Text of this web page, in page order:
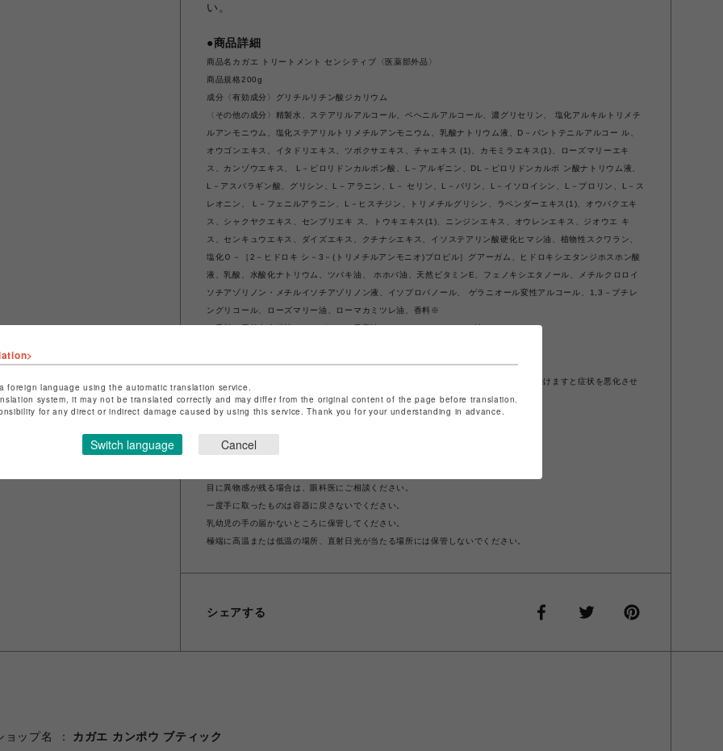
い。
●商品詳細
商品名カガエ トリートメント センシティブ〈医薬部外品〉
商品規格200g
成分〈有効成分〉グリチルリチン酸ジカリウム
〈その他の成分〉精製水、ステアリルアルコール、ベヘニルアルコール、濃グリセリン、 塩化アルキルトリメチ
ルアンモニウム、塩化ステアリルトリメチルアンモニウム、乳酸ナトリウム液、D－パントテニルアルコー ル、
オウゴンエキス、イタドリエキス、ツボクサエキス、チャエキス (1)、カモミラエキス(1)、ローズマリーエキ
ス、カンゾウエキス、 L－ピロリドンカルボン酸、L－アルギニン、DL－ピロリドンカルボ ン酸ナトリウム液、
L－アスパラギン酸、グリシン、L－アラニン、L－ セリン、L－バリン、L－イソロイシン、L－プロリン、L－ス
レオニン、 L－フェニルアラニン、L－ヒスチジン、トリメチルグリシン、ラベンダーエキス(1)、オウバクエキ
ス、シャクヤクエキス、センブリエキ ス、トウキエキス(1)、ニンジンエキス、オウレンエキス、ジオウエ キ
ス、センキュウエキス、ダイズエキス、クチナシエキス、イソステアリン酸硬化ヒマシ油、植物性スクワラン、
塩化Ｏ－［2－ヒドロキ シ－3－(トリメチルアンモニオ)プロピル］グアーガム、ヒドロキシエタンジホスホン酸
液、乳酸、水酸化ナトリウム、ツバキ油、 ホホバ油、天然ビタミンE、フェノキシエタノール、メチルクロロイ
ソチアゾリノン・メチルイソチアゾリノン液、イソプロパノール、 ゲラニオール変性アルコール、1,3－ブチレ
ングリコール、ローズマリー油、ローマカミツレ油、香料※
※香料：天然由来精油（ベルガモット果実油、ニオイテンジクアオイ油）
お肌に傷、はれもの、湿疹等異常のある場合はご使用をおやめください。
お肌に合わないとき即ち次の様な場合は、ご使用をおやめください。そのまま使用を続けますと症状を悪化させ
ることがありますので皮膚科専門医等にご相談されることをおすすめします。
①使用中、赤み、はれ、かゆみ、刺激等の異常があらわれた場合。
②使用したお肌に、直射日光があたって①の様な異常があらわれた場合。
目に入らないようご注意ください。
目に異物感が残る場合は、眼科医にご相談ください。
一度手に取ったものは容器に戻さないでください。
乳幼児の手の届かないところに保管してください。
極端に高温または低温の場所、直射日光が当たる場所には保管しないでください。
シェアする
ョップ名
カガエ カンポウ ブティック
foreign language using the automatic translation service.
system, it may not be translated correctly and may differ from the original content of the page before translation.
for any direct or indirect damage caused by using this service. Thank you for your understanding in advance.
Switch language Cancel